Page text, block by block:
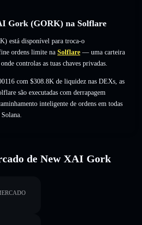
Gork (GORK) na Solflare
está disponível para troca-o
ordens limite na Solflare — uma carteira
controlas as tuas chaves privadas.
com $308.8K de liquidez nas DEXs, as
são executadas com derrapagem
inteligente de ordens em todas
de New XAI Gork